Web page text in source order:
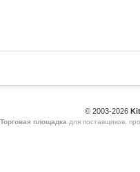
© 2003-2026
Торговая площадка для поставщиков,